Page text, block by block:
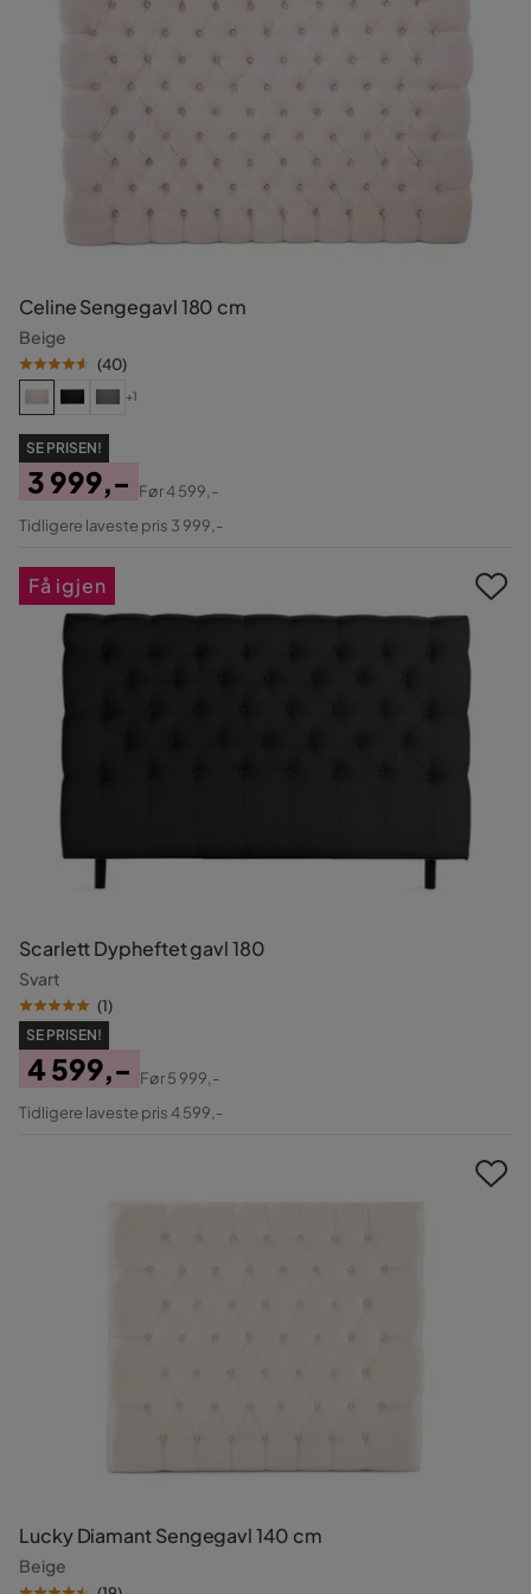
Celine Sengegavl 180 cm
Beige
(40)
+1
SE PRISEN!
Pris
3 999,-
Original
Før4 599,-
Tidligere laveste pris 3 999,-
Scarlett Dypheftet gavl 180
Svart
(1)
SE PRISEN!
Pris
4 599,-
Original
Før5 999,-
Tidligere laveste pris 4 599,-
Få igjen
Lucky Diamant Sengegavl 140 cm
Beige